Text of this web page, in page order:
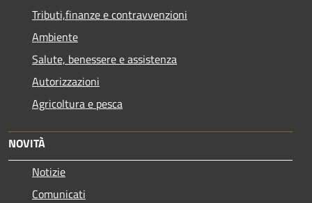
Tributi,finanze e contravvenzioni
Ambiente
Salute, benessere e assistenza
Autorizzazioni
Agricoltura e pesca
NOVITÀ
Notizie
Comunicati